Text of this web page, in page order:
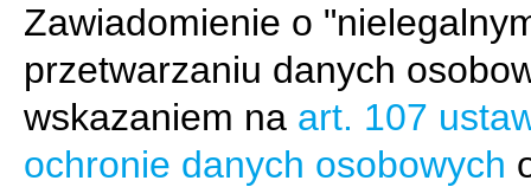
Zawiadomienie o
przetwarzaniu danych
wskazaniem na art. 107
ochronie danych osobowych